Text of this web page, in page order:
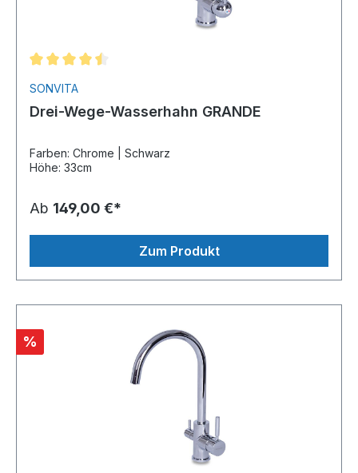
SONVITA
Drei-Wege-Wasserhahn GRANDE
Farben: Chrome | Schwarz
Höhe: 33cm
Ab 149,00 €*
Zum Produkt
%